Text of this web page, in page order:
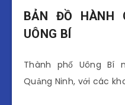
BẢN ĐỒ HÀNH
UÔNG BÍ
Thành phố Uông
Quảng Ninh, với các